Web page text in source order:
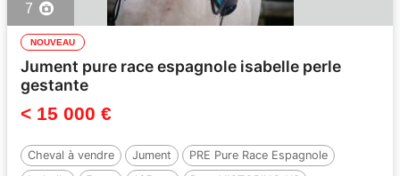
7
NOUVEAU
Jument pure race espagnole isabelle perle
gestante
< 15 000 €
Cheval à vendre Jument
PRE Pure Race Espagnole